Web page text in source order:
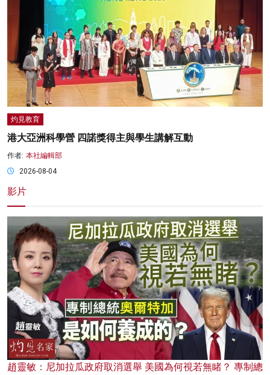
灼見教育
港大亞洲科學營 四諾獎得主與學生講解互動
作者: 本社編輯部
2026-08-04
影片
趙靈敏：尼加拉瓜政府取消選舉 美國為何視若無睹？ 專制總